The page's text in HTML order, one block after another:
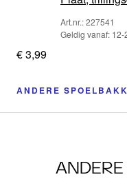
Art.nr.: 227541
Geldig vanaf: 12-
€ 3,99
ANDERE